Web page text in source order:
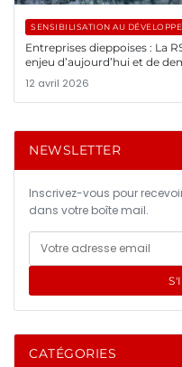
SENSIBILISATION AU
Entreprises dieppoises : La
enjeu d’aujourd’hui et de
12 avril 2026
NEWSLETTER
Inscrivez-vous pour
dans votre boîte mail.
CATÉGORIES